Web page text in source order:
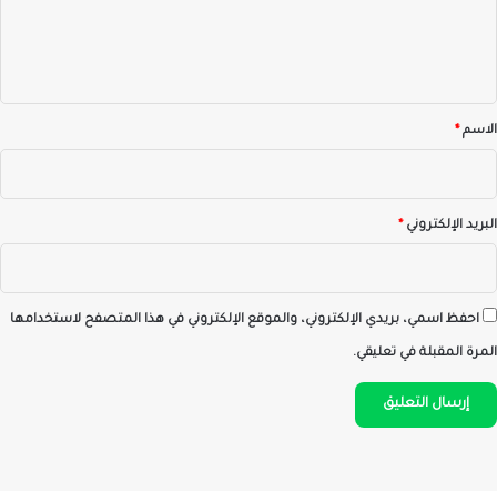
*الاسم*
البريد الإلكتروني*
احفظ اسمي، بريدي الإلكتروني، والموقع الإلكتروني في هذا المتصفح لاستخدامها
المرة المقبلة في تعليقي.